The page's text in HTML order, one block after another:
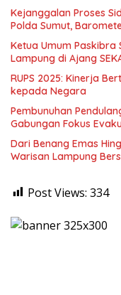
Kejanggalan Proses
Polda Sumut,
Ketua Umum Paskibra
Lampung di Ajang
RUPS 2025: Kinerja
kepada Negara
Pembunuhan
Gabungan Fokus
Dari Benang Emas
Warisan Lampung
Post Views: 334